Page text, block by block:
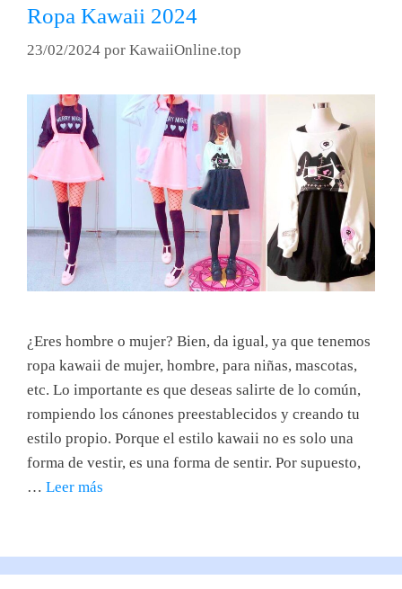
Ropa Kawaii 2024
23/02/2024 por KawaiiOnline.top
¿Eres hombre o mujer? Bien, da igual, ya que tenemos
ropa kawaii de mujer, hombre, para niñas, mascotas,
etc. Lo importante es que deseas salirte de lo común,
rompiendo los cánones preestablecidos y creando tu
estilo propio. Porque el estilo kawaii no es solo una
forma de vestir, es una forma de sentir. Por supuesto,
… Leer más